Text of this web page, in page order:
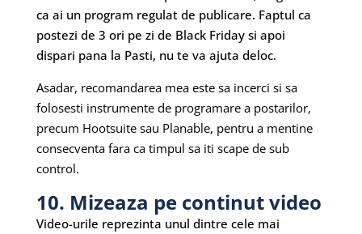
ca ai un program regulat de publicare. Faptul ca
postezi de 3 ori pe zi de Black Friday si apoi
dispari pana la Pasti, nu te va ajuta deloc.
Asadar, recomandarea mea este sa incerci si sa
folosesti instrumente de programare a postarilor,
precum Hootsuite sau Planable, pentru a mentine
consecventa fara ca timpul sa iti scape de sub
control.
10. Mizeaza pe continut video
Video-urile reprezinta unul dintre cele mai